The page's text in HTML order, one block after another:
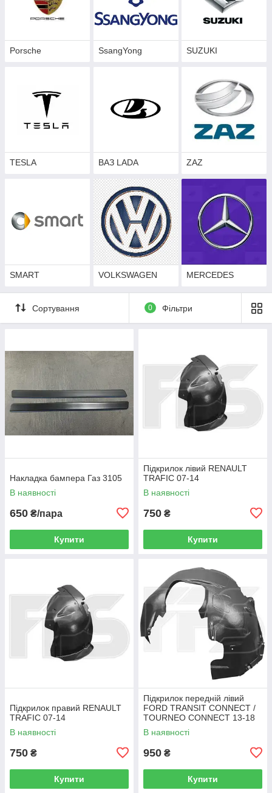
Porsche SsangYong SUZUKI
TESLA ВАЗ LADA ZAZ
SMART VOLKSWAGEN MERCEDES
Сортування 0 Фільтри
Накладка бампера Газ 3105
В наявності
650 ₴/пара
Купити
Підкрилок лівий RENAULT
TRAFIC 07-14
В наявності
750 ₴
Купити
Підкрилок правий RENAULT
TRAFIC 07-14
В наявності
750 ₴
Купити
Підкрилок передній лівий
FORD TRANSIT CONNECT /
TOURNEO CONNECT 13-18
В наявності
950 ₴
Купити